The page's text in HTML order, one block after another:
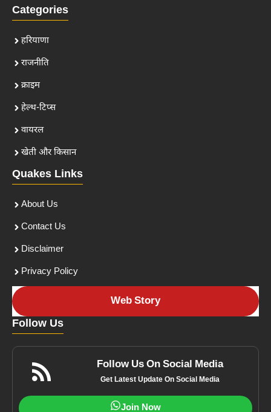
Categories
हरियाणा
राजनीति
क्राइम
हेल्थ-टिप्स
वायरल
खेती और किसान
Quakes Links
About Us
Contact Us
Disclaimer
Privacy Policy
Web Story
Follow Us
Follow Us On Social Media
Get Latest Update On Social Media
Join Now